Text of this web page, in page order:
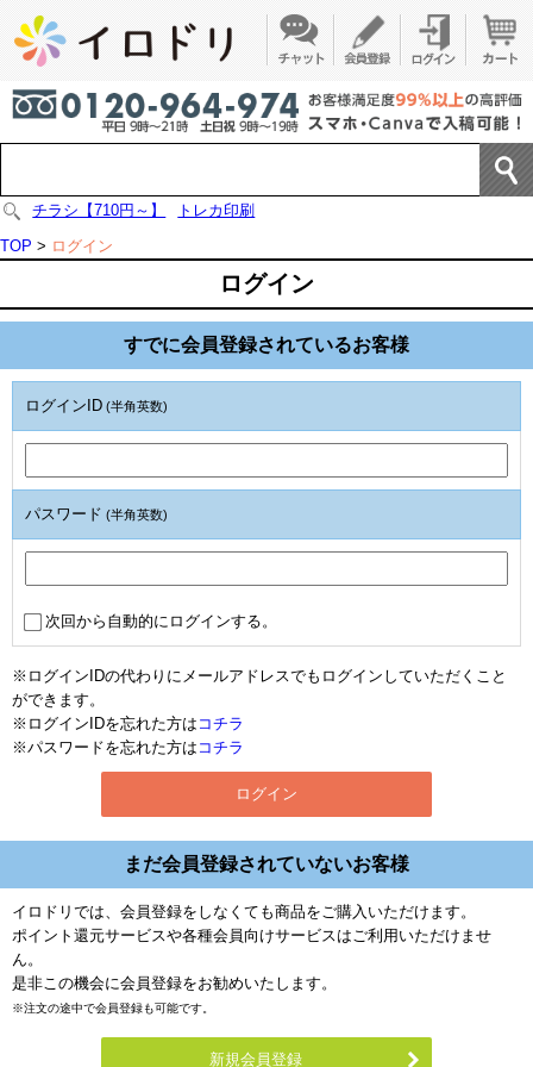
チラシ【710円～】
トレカ印刷
TOP > ログイン
ログイン
すでに会員登録されているお客様
ログインID (半角英数)
パスワード (半角英数)
次回から自動的にログインする。
※ログインIDの代わりにメールアドレスでもログインしていただくこと
ができます。
※ログインIDを忘れた方は コチラ
※パスワードを忘れた方は コチラ
まだ会員登録されていないお客様
イロドリでは、会員登録をしなくても商品をご購入いただけます。
ポイント還元サービスや各種会員向けサービスはご利用いただけませ
ん。
是非この機会に会員登録をお勧めいたします。
※注文の途中で会員登録も可能です。
新規会員登録